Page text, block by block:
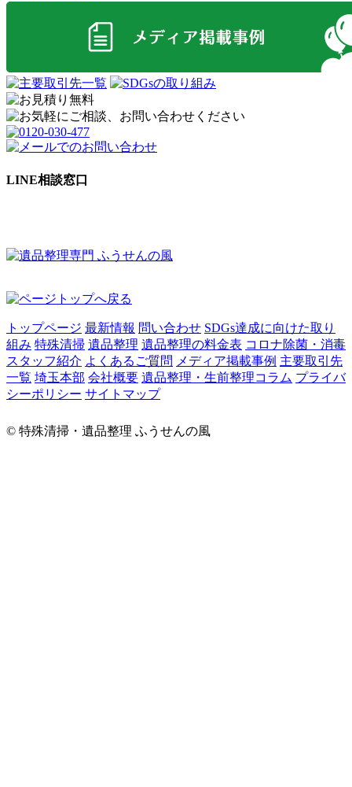
LINE相談窓口
トップページ 最新情報 問い合わせ SDGs達成に向けた取り
組み 特殊清掃 遺品整理 遺品整理の料金表 コロナ除菌・消毒
スタッフ紹介 よくあるご質問 メディア掲載事例 主要取引先
一覧 埼玉本部 会社概要 遺品整理・生前整理コラム プライバ
シーポリシー サイトマップ
© 特殊清掃・遺品整理 ふうせんの風